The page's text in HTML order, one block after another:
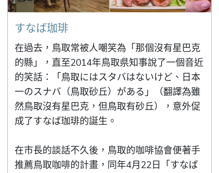
すなば珈琲
在過去，鳥取常被人嘲笑為「那個沒有星巴克
的縣」，直至2014年鳥取県知事說了一個音近
的笑話：「鳥取にはスタバはないけど、日本
一のスナバ（鳥取砂丘）がある」（翻譯為雖
然鳥取沒有星巴克，但鳥取有砂丘），意外促
成了すなば珈琲的誕生。
在市長的談話不久後，鳥取的咖啡協會便著手
推薦鳥取咖啡的計畫，同年4月22日「すなば